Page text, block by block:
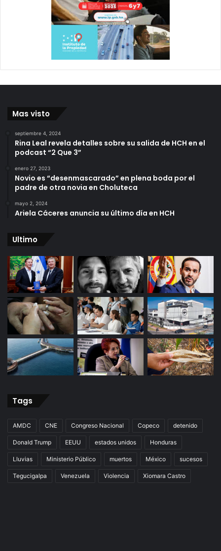
Mas visto
septiembre 4, 2024
Rina Leal revela detalles sobre su salida de HCH en el
podcast “2 Que 3”
enero 27, 2023
Novio es “desenmascarado” en plena boda por el
padre de otra novia en Choluteca
mayo 2, 2024
Ariela Cáceres anuncia su último día en HCH
Ultimo
Tags
AMDC CNE Congreso Nacional Copeco detenido
Donald Trump EEUU estados unidos Honduras
Lluvias Ministerio Público muertos México sucesos
Tegucigalpa Venezuela Violencia Xiomara Castro